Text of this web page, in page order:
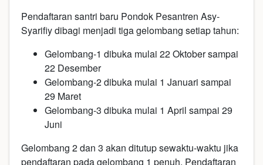
Pendaftaran santri baru Pondok Pesantren Asy-
Syarifiy dibagi menjadi tiga gelombang setiap tahun:
Gelombang-1 dibuka mulai 22 Oktober sampai
22 Desember
Gelombang-2 dibuka mulai 1 Januari sampai
29 Maret
Gelombang-3 dibuka mulai 1 April sampai 29
Juni
Gelombang 2 dan 3 akan ditutup sewaktu-waktu jika
pendaftaran pada gelombang 1 penuh. Pendaftaran